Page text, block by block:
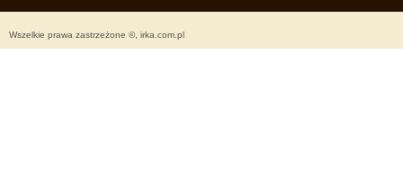
Wszelkie prawa zastrzeżone ©, irka.com.pl